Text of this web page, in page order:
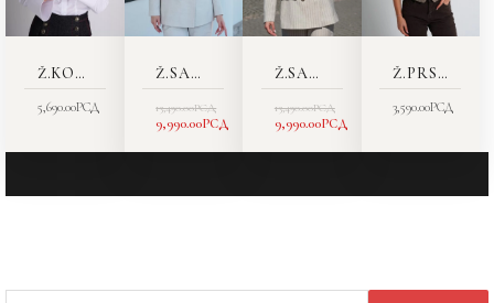
Ž.KOŠULJA 7368-55
5,690.00РСД
Ž.SAKO 5446-11
13,490.00РСД
9,990.00РСД
Ž.SAKO 5446-11
13,490.00РСД
9,990.00РСД
Ž.PRSLUK 6404-12
3,590.00РСД